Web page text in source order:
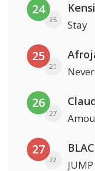
24
25 Stay
25
21
26
27
27
22 JUMP